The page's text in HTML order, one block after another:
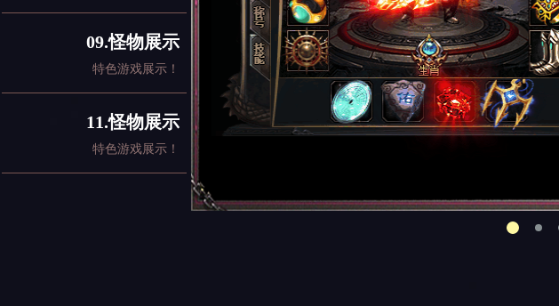
09.怪物展示
特色游戏展示！
11.怪物展示
特色游戏展示！